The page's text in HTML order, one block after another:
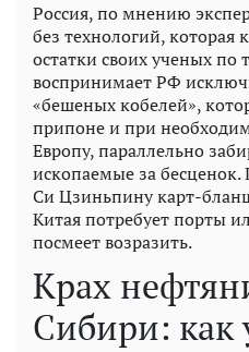
Россия, по мнению
без технологий, которая
остатки своих ученых
воспринимает РФ
«бешеных кобелей»,
припоне и при
Европу, параллельно
ископаемые за
Си Цзиньпину карт-
Китая потребует порты
посмеет возразить.
Крах
Сибири: как